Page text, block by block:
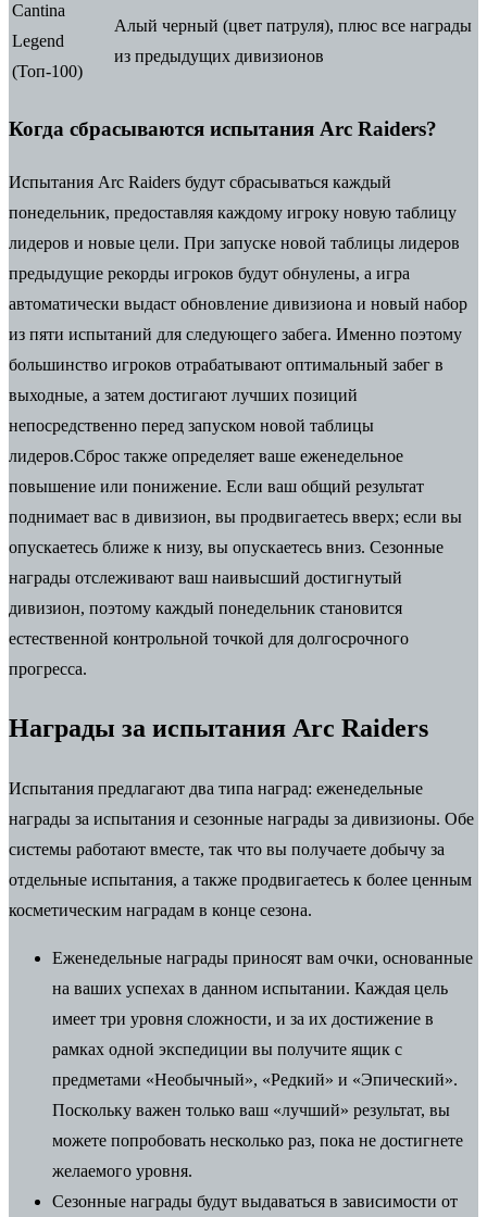
Cantina
Legend
(Топ-100)
Алый черный (цвет патруля), плюс все награды
из предыдущих дивизионов
Когда сбрасываются испытания Arc Raiders?
Испытания Arc Raiders будут сбрасываться каждый
понедельник, предоставляя каждому игроку новую таблицу
лидеров и новые цели. При запуске новой таблицы лидеров
предыдущие рекорды игроков будут обнулены, а игра
автоматически выдаст обновление дивизиона и новый набор
из пяти испытаний для следующего забега. Именно поэтому
большинство игроков отрабатывают оптимальный забег в
выходные, а затем достигают лучших позиций
непосредственно перед запуском новой таблицы
лидеров.Сброс также определяет ваше еженедельное
повышение или понижение. Если ваш общий результат
поднимает вас в дивизион, вы продвигаетесь вверх; если вы
опускаетесь ближе к низу, вы опускаетесь вниз. Сезонные
награды отслеживают ваш наивысший достигнутый
дивизион, поэтому каждый понедельник становится
естественной контрольной точкой для долгосрочного
прогресса.
Награды за испытания Arc Raiders
Испытания предлагают два типа наград: еженедельные
награды за испытания и сезонные награды за дивизионы. Обе
системы работают вместе, так что вы получаете добычу за
отдельные испытания, а также продвигаетесь к более ценным
косметическим наградам в конце сезона.
Еженедельные награды приносят вам очки, основанные
на ваших успехах в данном испытании. Каждая цель
имеет три уровня сложности, и за их достижение в
рамках одной экспедиции вы получите ящик с
предметами «Необычный», «Редкий» и «Эпический».
Поскольку важен только ваш «лучший» результат, вы
можете попробовать несколько раз, пока не достигнете
желаемого уровня.
Сезонные награды будут выдаваться в зависимости от